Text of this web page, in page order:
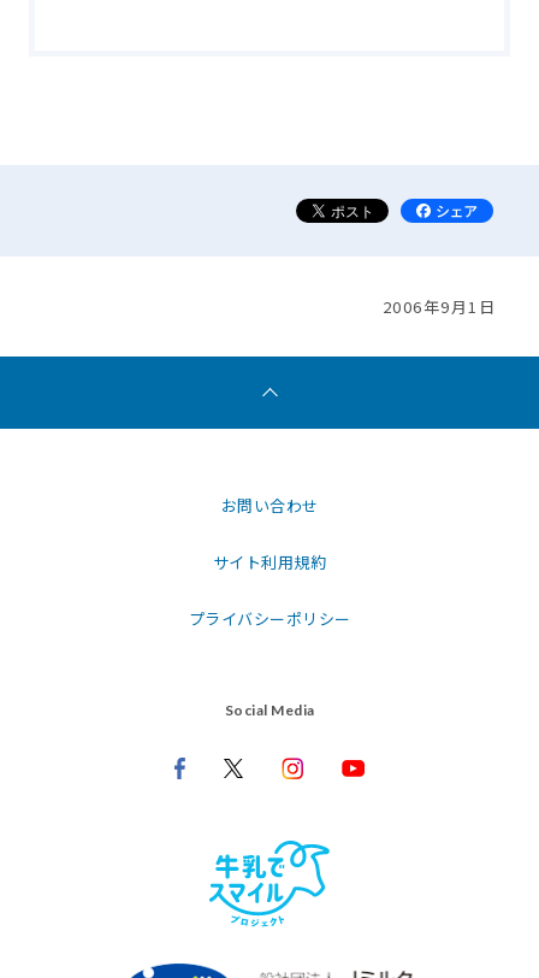
2006年9月1日
お問い合わせ
サイト利用規約
プライバシーポリシー
Social Media